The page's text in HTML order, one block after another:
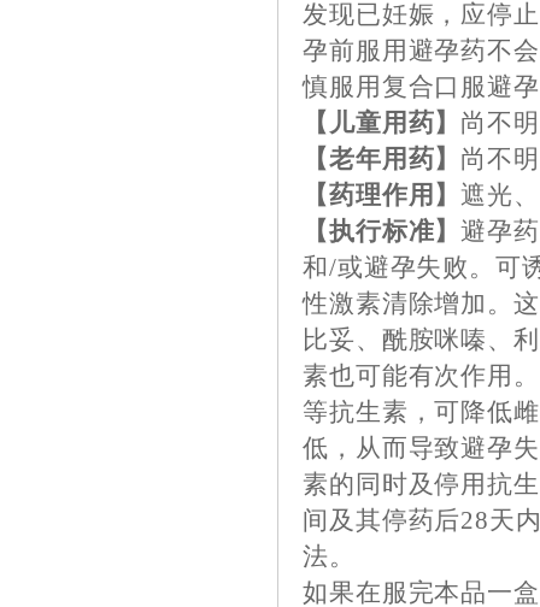
发现已妊娠，应停
孕前服用避孕药不
慎服用复合口服避
【儿童用药】 尚不
【老年用药】 尚不
【药理作用】遮光
【执行标准】避孕
和/或避孕失败。可
性激素清除增加。
比妥、酰胺咪嗪、
素也可能有次作用
等抗生素，可降低
低，从而导致避孕
素的同时及停用抗
间及其停药后28天
法。
如果在服完本品一